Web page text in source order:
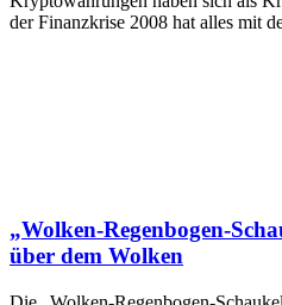
der Finanzkrise 2008 hat alles mit
„Wolken-Regenbogen-
über dem Wolken